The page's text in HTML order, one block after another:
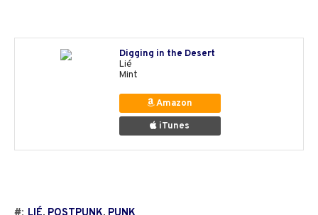
Digging in the Desert
Lié
Mint
Amazon
iTunes